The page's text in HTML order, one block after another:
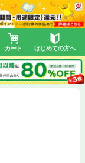
カート はじめての方へ